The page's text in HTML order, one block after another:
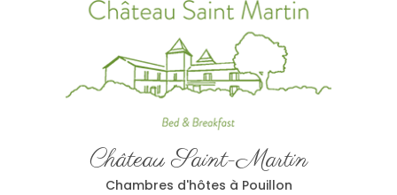
Château Saint-Martin
Chambres d'hôtes à Pouillon